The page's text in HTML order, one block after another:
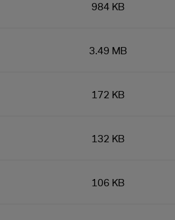
984 KB
3.49 MB
172 KB
132 KB
106 KB